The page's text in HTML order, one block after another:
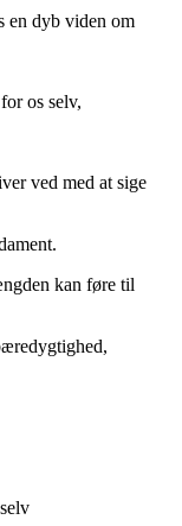
en dyb viden om
os selv,
ved med at sige
kan føre til